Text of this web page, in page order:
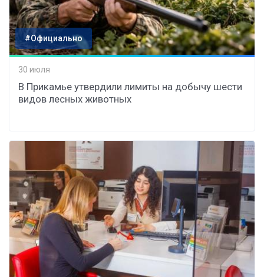
#Официально
30 июля
В Прикамье утвердили лимиты на добычу шести
видов лесных животных